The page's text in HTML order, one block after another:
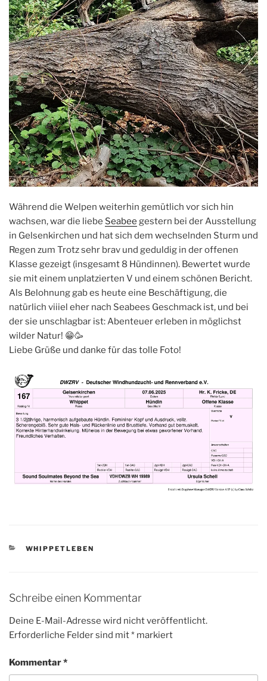
Während die Welpen weiterhin gemütlich vor sich hin
wachsen, war die liebe Seabee gestern bei der Ausstellung
in Gelsenkirchen und hat sich dem wechselnden Sturm und
Regen zum Trotz sehr brav und geduldig in der offenen
Klasse gezeigt (insgesamt 8 Hündinnen). Bewertet wurde
sie mit einem unplatzierten V und einem schönen Bericht.
Als Belohnung gab es heute eine Beschäftigung, die
natürlich viiiel eher nach Seabees Geschmack ist, und bei
der sie unschlagbar ist: Abenteuer erleben in möglichst
wilder Natur! 😁🥳
Liebe Grüße und danke für das tolle Foto!
KATEGORIEN
WHIPPETLEBEN
Schreibe einen Kommentar
Deine E-Mail-Adresse wird nicht veröffentlicht.
Erforderliche Felder sind mit* markiert
Kommentar*